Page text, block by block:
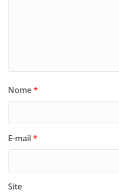
Nome*
E-mail*
Site